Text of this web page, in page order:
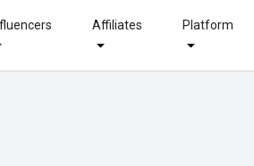
Affiliates Platform